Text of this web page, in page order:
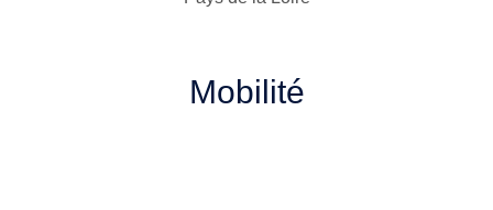
Mobilité